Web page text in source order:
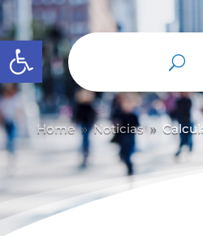
Abrir barra de herramientas
Home 9 Noticias 9